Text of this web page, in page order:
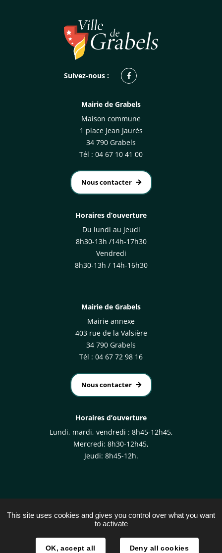
Suivez-nous : Facebook
Mairie de Grabels
Maison commune
1 place Jean Jaurès
34 790 Grabels
Tél : 04 67 10 41 00
Nous contacter
Horaires d’ouverture
Du lundi au jeudi
8h30-13h /14h-17h30
Vendredi
8h30-13h / 14h-16h30
Mairie de Grabels
Mairie annexe
403 rue de la Valsière
34 790 Grabels
Tél : 04 67 72 98 16
Nous contacter
Horaires d’ouverture
Lundi, mardi, vendredi : 8h45-12h45,
Mercredi: 8h30-12h45,
Jeudi: 8h45-12h.
Mentions légales
This site uses cookies and gives you control over what you want
to activate
OK, accept all Deny all cookies